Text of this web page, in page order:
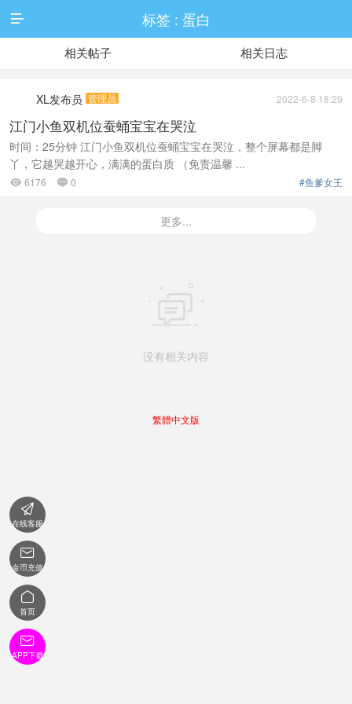
 标签 : 蛋白
相关帖子 相关日志
2022-6-8 18:29
XL发布员 管理员
江门小鱼双机位蚕蛹宝宝在哭泣
时间：25分钟 江门小鱼双机位蚕蛹宝宝在哭泣，整个屏幕都是脚
丫，它越哭越开心，满满的蛋白质 （免责温馨 ...
#鱼爹女王
 6176  0
更多...
没有相关内容
繁體中文版

在线客服

金币充值

首页

APP下载